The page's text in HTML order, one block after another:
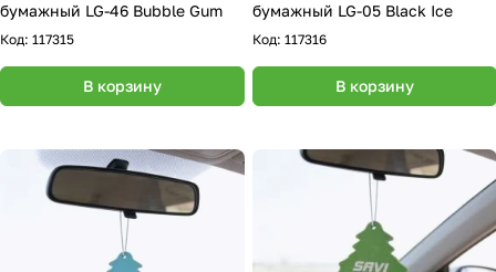
бумажный LG-46 Bubble Gum
Код: 117315
В корзину
бумажный LG-05 Black Ice
Код: 117316
В корзину